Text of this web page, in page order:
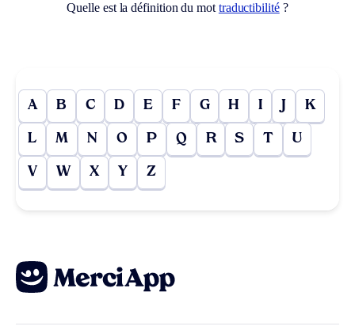
Quelle est la définition du mot traductibilité?
A B C D E F G H I J K
L M N O P Q R S T U
V W X Y Z